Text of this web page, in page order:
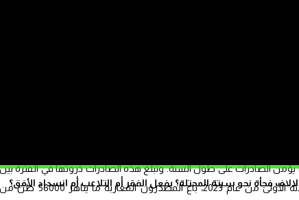
فجأة نحو سبتة المحتلة؟ بفعل الفقر أم التلاعب أم انسداد الأفق؟
في منصة إيست فرويت أن “المغرب هي الدولة الوحيدة التي نجحت في
الموسم الماضي، في الوقت الذي خفضت فيه الدول الأخرى، إمداداتها إلى
يؤمن الصادرات على طول السنة. وتبلغ هذه الصادرات ذروتها في الفترة بين
شهر يناير إلى شهر مارس، وخلال الأشهر الثلاثة الأولى من عام 2023، باع المصدرون المغاربة ما يناهز 56000 طن من